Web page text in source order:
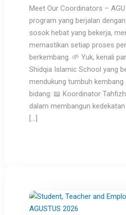
Meet Our Coordinators –
program yang berjalan
sosok hebat yang bekerja,
memastikan setiap proses
berkembang. 🌱 Yuk, kenali
Shidqia Islamic School yang
mendukung tumbuh kembang
bidang: 📖 Koordinator
dalam membangun kedekatan
[…]